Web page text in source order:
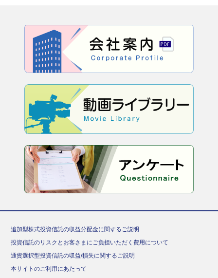
追加型株式投資信託の収益分配金に関するご説明
投資信託のリスクとお客さまにご負担いただく費用について
通貨選択型投資信託の収益/損失に関するご説明
本サイトのご利用にあたって